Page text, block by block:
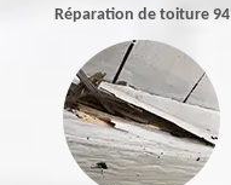
Réparation de toiture 94